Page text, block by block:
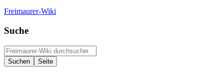
Freimaurer-Wiki
Suche